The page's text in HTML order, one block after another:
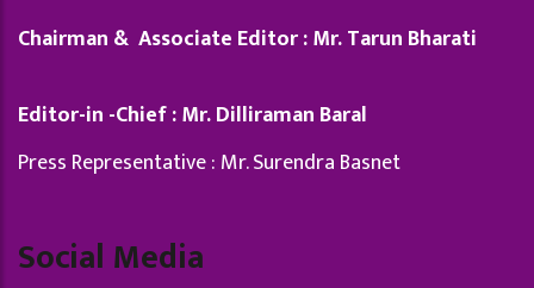
Chairman & Associate Editor : Mr. Tarun Bharati
Editor-in -Chief : Mr. Dilliraman Baral
Press Representative : Mr. Surendra Basnet
Social Media